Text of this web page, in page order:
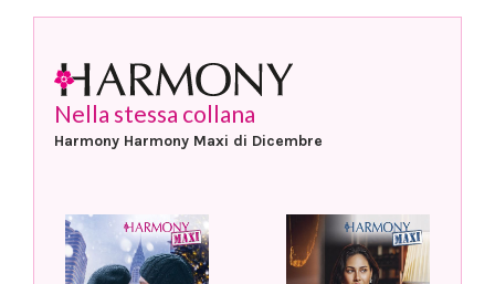
Nella stessa collana
Harmony Harmony Maxi di Dicembre